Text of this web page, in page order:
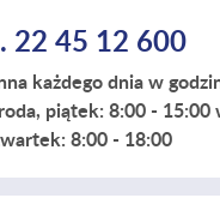
22 45 12 600
każdego dnia w
piątek: 8:00 -
8:00 - 18:00